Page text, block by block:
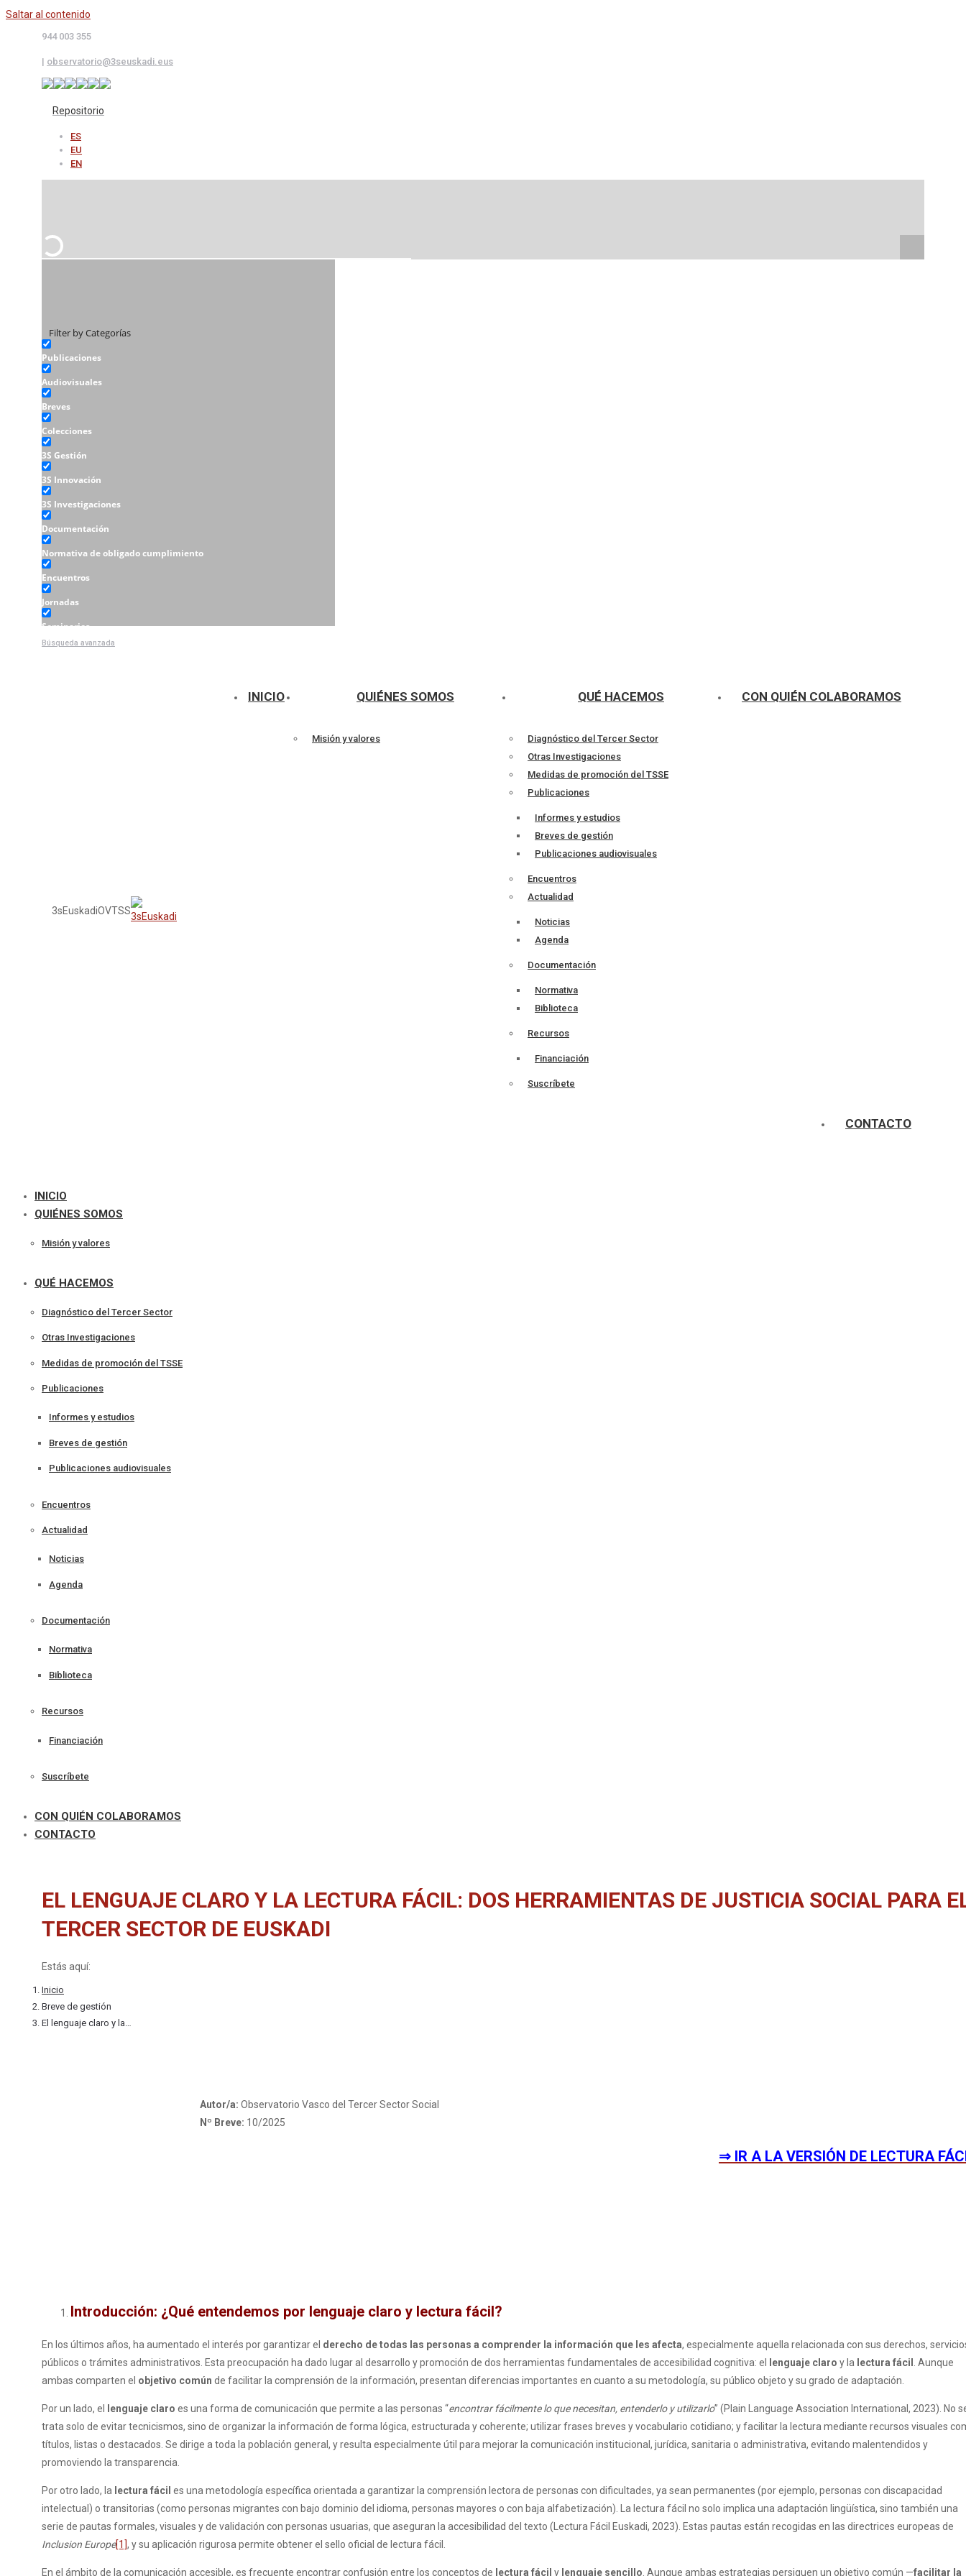
Saltar al contenido
944 003 355
| observatorio@3seuskadi.eus
Repositorio
ES
EU
EN
Filter by Categorías
Publicaciones
Audiovisuales
Breves
Colecciones
3S Gestión
3S Innovación
3S Investigaciones
Documentación
Normativa de obligado cumplimiento
Encuentros
Jornadas
Seminarios
Talleres
Búsqueda avanzada
3sEuskadiOVTSS
INICIO QUIÉNES SOMOS
Misión y valores
QUÉ HACEMOS
Diagnóstico del Tercer Sector
Otras Investigaciones
Medidas de promoción del TSSE
Publicaciones
Informes y estudios
Breves de gestión
Publicaciones audiovisuales
Encuentros
Actualidad
Noticias
Agenda
Documentación
Normativa
Biblioteca
Recursos
Financiación
Suscríbete
CON QUIÉN COLABORAMOS
CONTACTO
INICIO
QUIÉNES SOMOS
Misión y valores
QUÉ HACEMOS
Diagnóstico del Tercer Sector
Otras Investigaciones
Medidas de promoción del TSSE
Publicaciones
Informes y estudios
Breves de gestión
Publicaciones audiovisuales
Encuentros
Actualidad
Noticias
Agenda
Documentación
Normativa
Biblioteca
Recursos
Financiación
Suscríbete
CON QUIÉN COLABORAMOS
CONTACTO
EL LENGUAJE CLARO Y LA LECTURA FÁCIL: DOS HERRAMIENTAS DE JUSTICIA SOCIAL PARA
TERCER SECTOR DE EUSKADI
Estás aquí:
Inicio
Breve de gestión
El lenguaje claro y la…
Autor/a: Observatorio Vasco del Tercer Sector Social
Nº Breve: 10/2025
⇒ IR A LA VERSIÓN DE LECTURA
Introducción: ¿Qué entendemos por lenguaje claro y lectura fácil?
En los últimos años, ha aumentado el interés por garantizar el derecho de todas las personas a comprender la información que les afecta, especialmente aquella relacionada con sus derechos,
públicos o trámites administrativos. Esta preocupación ha dado lugar al desarrollo y promoción de dos herramientas fundamentales de accesibilidad cognitiva: el
lenguaje claro y la lectura fácil
. Aunque
ambas comparten el objetivo común de facilitar la comprensión de la información, presentan diferencias importantes en cuanto a su metodología, su público objeto y su grado de adaptación.
Por un lado, el lenguaje claro es una forma de comunicación que permite a las personas “encontrar fácilmente lo que necesitan, entenderlo y utilizarlo” (Plain Language Association International, 2023). No
trata solo de evitar tecnicismos, sino de organizar la información de forma lógica, estructurada y coherente; utilizar frases breves y vocabulario cotidiano; y facilitar la lectura mediante recursos visuales
títulos, listas o destacados. Se dirige a toda la población general, y resulta especialmente útil para mejorar la comunicación institucional, jurídica, sanitaria o administrativa, evitando malentendidos y
promoviendo la transparencia.
Por otro lado, la lectura fácil es una metodología específica orientada a garantizar la comprensión lectora de personas con dificultades, ya sean permanentes (por ejemplo, personas con discapacidad
intelectual) o transitorias (como personas migrantes con bajo dominio del idioma, personas mayores o con baja alfabetización). La lectura fácil no solo implica una adaptación lingüística, sino también una
serie de pautas formales, visuales y de validación con personas usuarias, que aseguran la accesibilidad del texto (Lectura Fácil Euskadi, 2023). Estas pautas están recogidas en las directrices europeas de
Inclusion Europe[1], y su aplicación rigurosa permite obtener el sello oficial de lectura fácil.
En el ámbito de la comunicación accesible, es frecuente encontrar confusión entre los conceptos de lectura fácil y lenguaje sencillo . Aunque ambas estrategias persiguen un objetivo común —facilitar la